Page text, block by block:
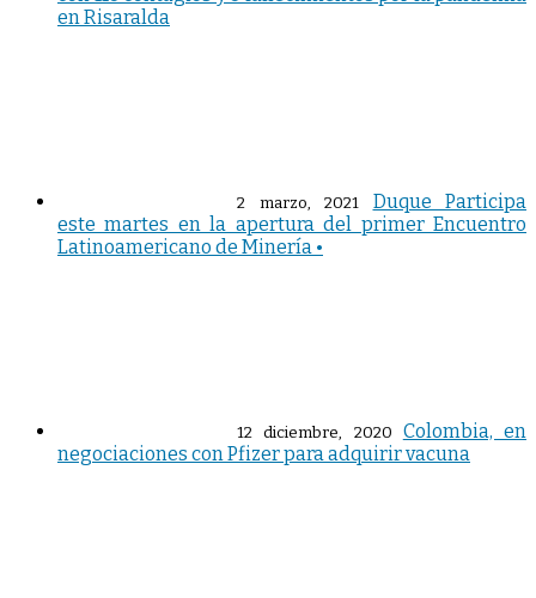
en Risaralda
2 marzo, 2021
Duque Participa
este martes en la apertura del primer Encuentro
Latinoamericano de Minería •
12 diciembre, 2020
Colombia, en
negociaciones con Pfizer para adquirir vacuna